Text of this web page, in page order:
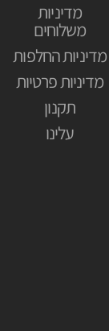
מדיניות
משלוחים
מדיניות החלפות
מדיניות פרטיות
תקנון
עלינו